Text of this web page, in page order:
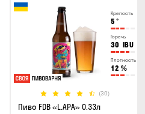
Крепость
5 °
Горечь
30 IBU
Плотность
12 %
(30)
Пиво FDB «L.APA» 0.33л